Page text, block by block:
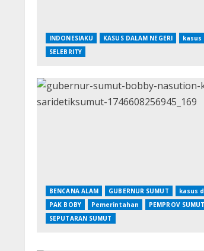
INDONESIAKU KASUS DALAM NEGERI
SELEBRITY
BENCANA ALAM GUBERNUR SUMUT
kasus
PAK BOBY
Pemerintahan
PEMPROV SUMUT
SEPUTARAN SUMUT